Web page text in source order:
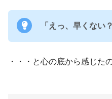
「えっ、早くない？
・・・と心の底から感じた